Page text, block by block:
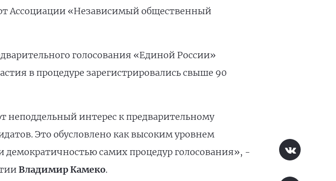
Ассоциации «Независимый общественный
голосования «Единой России»
в процедуре зарегистрировались свыше 90
неподдельный интерес к предварительному
Это обусловлено как высоким уровнем
самих процедур голосования», -
Владимир Камеко.